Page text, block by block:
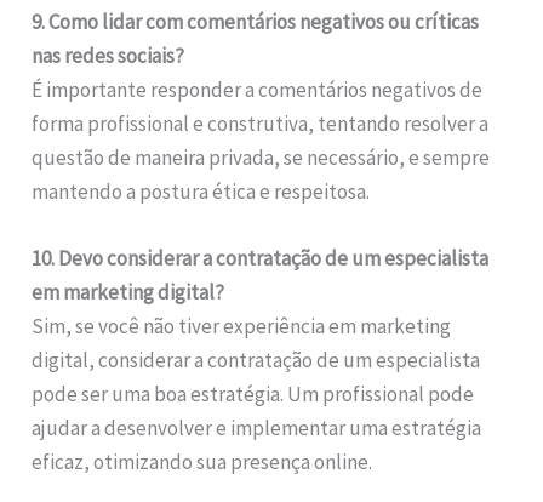
9. Como lidar com comentários negativos ou críticas
nas redes sociais?
É importante responder a comentários negativos de
forma profissional e construtiva, tentando resolver a
questão de maneira privada, se necessário, e sempre
mantendo a postura ética e respeitosa.
10. Devo considerar a contratação de um especialista
em marketing digital?
Sim, se você não tiver experiência em marketing
digital, considerar a contratação de um especialista
pode ser uma boa estratégia. Um profissional pode
ajudar a desenvolver e implementar uma estratégia
eficaz, otimizando sua presença online.